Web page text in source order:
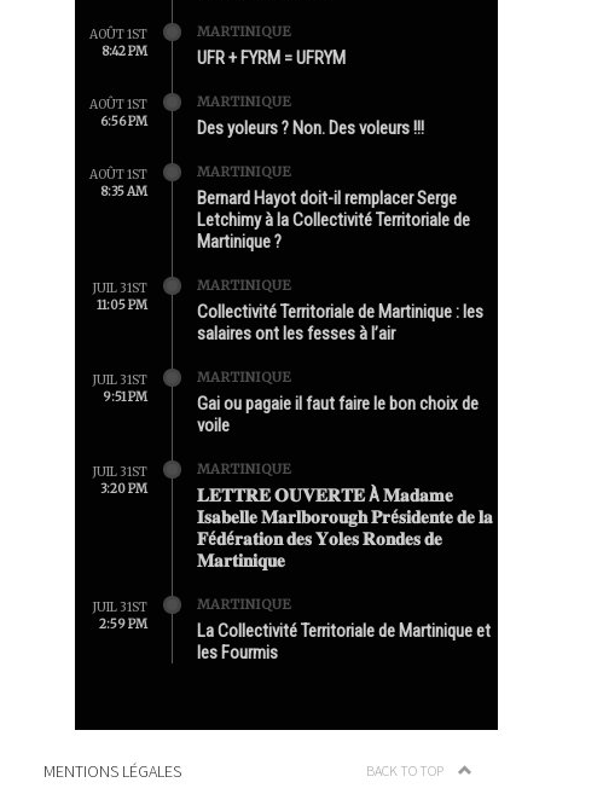
AOÛT 1ST
8:42 PM
MARTINIQUE
UFR + FYRM = UFRYM
AOÛT 1ST
6:56 PM
MARTINIQUE
Des yoleurs ? Non. Des voleurs !!!
AOÛT 1ST
8:35 AM
MARTINIQUE
Bernard Hayot doit-il remplacer Serge
Letchimy à la Collectivité Territoriale de
Martinique ?
JUIL 31ST
11:05 PM
MARTINIQUE
Collectivité Territoriale de Martinique : les
salaires ont les fesses à l’air
JUIL 31ST
9:51 PM
MARTINIQUE
Gai ou pagaie il faut faire le bon choix de
voile
JUIL 31ST
3:20 PM
MARTINIQUE
𝐋𝐄𝐓𝐓𝐑𝐄 𝐎𝐔𝐕𝐄𝐑𝐓𝐄 À 𝐌𝐚𝐝𝐚𝐦𝐞
𝐈𝐬𝐚𝐛𝐞𝐥𝐥𝐞 𝐌𝐚𝐫𝐥𝐛𝐨𝐫𝐨𝐮𝐠𝐡 𝐏𝐫é𝐬𝐢𝐝𝐞𝐧𝐭𝐞 𝐝𝐞 𝐥𝐚
𝐅é𝐝é𝐫𝐚𝐭𝐢𝐨𝐧 𝐝𝐞𝐬 𝐘𝐨𝐥𝐞𝐬 𝐑𝐨𝐧𝐝𝐞𝐬 𝐝𝐞
𝐌𝐚𝐫𝐭𝐢𝐧𝐢𝐪𝐮𝐞
JUIL 31ST
2:59 PM
MARTINIQUE
La Collectivité Territoriale de Martinique et
les Fourmis
MENTIONS LÉGALES BACK TO TOP